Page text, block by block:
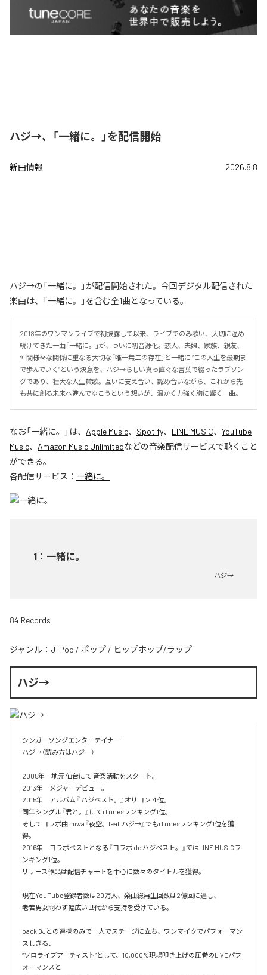
ハジ→、「一緒に。」を配信開始
新曲情報 2026.8.8
ハジ→の「一緒に。」が配信開始された。今回デジタル配信された
楽曲は、「一緒に。」を含む全1曲となっている。
2018年のワンマンライブで初披露して以来、ライブでのみ歌い、大切に温め
続けてきた一曲「一緒に。」が、ついに初音源化。恋人、夫婦、家族、親友、
仲間――様々な関係に重なる大切な「唯一無二の存在」と一緒に “この人生を最期ま
で歩んでいく”という決意を、ハジ→らしい真っ直ぐな言葉で綴ったラブソン
グであり、壮大な人生賛歌。互いに支え合い、認め合いながら、これから先
も共に創る未来へ進んでゆこうという想いが、温かく力強く胸に響く一曲。
なお「一緒に。 」は、 Apple Music、 Spotify、 LINE MUSIC、 YouTube
Music、 Amazon Music Unlimitedなどの音楽配信サービスで聴くこと
ができる。
各配信サービス： 一緒に。
1 ： 一緒に。
ハジ→
84 Records
ジャンル： J-Pop / ポップ / ヒップホップ/ラップ
ハジ→
シンガーソングエンターテイナー
ハジ→（読み方はハジー）
2005年　地元 仙台にて 音楽活動をスタート。
2013年　メジャーデビュー。
2015年　アルバム『 ハジベスト。』オリコン４位。
同年シングル『君と。』にてiTunesランキング1位。
そしてコラボ曲 miwa『夜空。feat.ハジ→』でもiTunesランキング1位を獲
得。
2016年　コラボベストとなる『コラボ de ハジベスト。』ではLINE MUSICラ
ンキング1位。
リリース作品は配信チャートを中心に数々のタイトルを獲得。
現在YouTube登録者数は20万人、楽曲総再生回数は2億回に達し、
老若男女問わず幅広い世代から支持を受けている。
back DJとの連携のみで一人でステージに立ち、ワンマイクでパフォーマン
スしきる、
“ソロライブアーティスト”として、10,000%現場叩き上げの圧巻のLIVEパフ
ォーマンスと